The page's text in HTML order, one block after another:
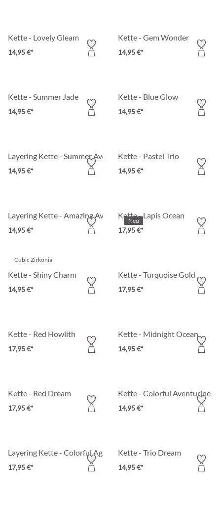
Kette - Lovely Gleam
14,95 €*
Kette - Gem Wonder
14,95 €*
Kette - Summer Jade
14,95 €*
Kette - Blue Glow
14,95 €*
Layering Kette - Summer Aventurine
14,95 €*
Kette - Pastel Trio
14,95 €*
Layering Kette - Amazing Aventurin
14,95 €*
Neu
Kette - Lapis Ocean
17,95 €*
Cubic Zirkonia
Kette - Shiny Charm
14,95 €*
Kette - Turquoise Gold
17,95 €*
Kette - Red Howlith
17,95 €*
Kette - Midnight Ocean
14,95 €*
Kette - Red Dream
17,95 €*
Kette - Colorful Aventurine
14,95 €*
Layering Kette - Colorful Agate
17,95 €*
Kette - Trio Dream
14,95 €*